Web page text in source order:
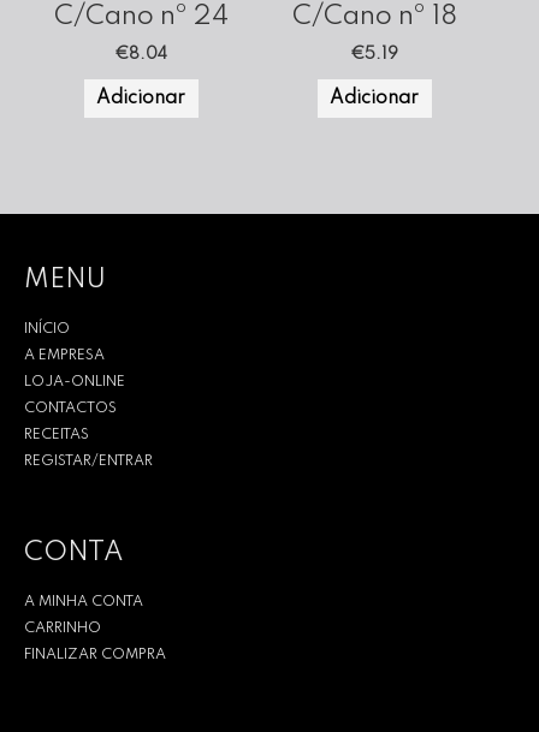
C/Cano nº 24
€8.04
Adicionar
C/Cano nº 18
€5.19
Adicionar
MENU
INÍCIO
A EMPRESA
LOJA-ONLINE
CONTACTOS
RECEITAS
REGISTAR/ENTRAR
CONTA
A MINHA CONTA
CARRINHO
FINALIZAR COMPRA